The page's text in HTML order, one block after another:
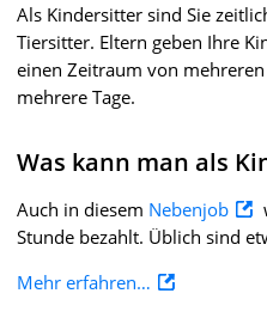
Als Kindersitter sind Sie
Tiersitter. Eltern geben Ihre
einen Zeitraum von
mehrere Tage.
Was kann man als
Auch in diesem Nebenjob
Stunde bezahlt. Üblich sind
Mehr erfahren…